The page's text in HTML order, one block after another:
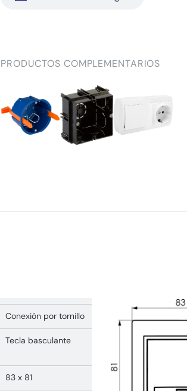
PRODUCTOS COMPLEMENTARIOS
Conexión por tornillo
Tecla basculante
83 x 81